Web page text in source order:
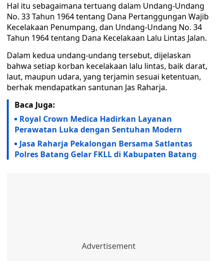
Hal itu sebagaimana tertuang dalam Undang-Undang
No. 33 Tahun 1964 tentang Dana Pertanggungan Wajib
Kecelakaan Penumpang, dan Undang-Undang No. 34
Tahun 1964 tentang Dana Kecelakaan Lalu Lintas Jalan.
Dalam kedua undang-undang tersebut, dijelaskan
bahwa setiap korban kecelakaan lalu lintas, baik darat,
laut, maupun udara, yang terjamin sesuai ketentuan,
berhak mendapatkan santunan Jas Raharja.
Baca Juga:
Royal Crown Medica Hadirkan Layanan
Perawatan Luka dengan Sentuhan Modern
Jasa Raharja Pekalongan Bersama Satlantas
Polres Batang Gelar FKLL di Kabupaten Batang